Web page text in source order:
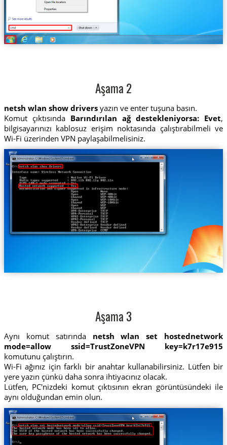
Aşama 2
netsh wlan show driversyazın ve enter tuşuna basın.
Komut çıktısında Barındırılan ağ destekleniyorsa: Evet,
bilgisayarınızı kablosuz erişim noktasında çalıştırabilmeli ve
Wi-Fi üzerinden VPN paylaşabilmelisiniz.
Aşama 3
Aynı komut satırında netsh wlan set hostednetwork
mode=allow ssid=TrustZoneVPN key=k7r17e915
komutunu çalıştırın.
Wi-Fi ağınız için farklı bir anahtar kullanabilirsiniz. Lütfen bir
yere yazın çünkü daha sonra ihtiyacınız olacak.
Lütfen, PC'nizdeki komut çıktısının ekran görüntüsündeki ile
aynı olduğundan emin olun.